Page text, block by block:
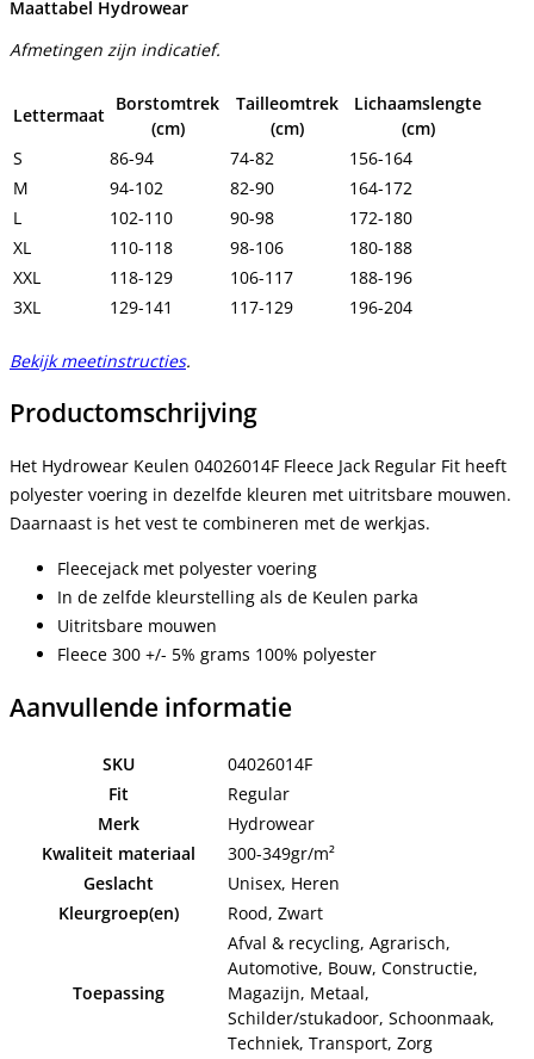
Maattabel Hydrowear
Afmetingen zijn indicatief.
Lettermaat
Borstomtrek
(cm)
Tailleomtrek
(cm)
Lichaamslengte
(cm)
S
86-94 74-82
156-164
M
94-102 82-90
164-172
L
102-110 90-98
172-180
XL
110-118 98-106
180-188
XXL
118-129 106-117
188-196
3XL
129-141 117-129 196-204
Bekijk meetinstructies.
Productomschrijving
Het Hydrowear Keulen 04026014F Fleece Jack Regular Fit heeft
polyester voering in dezelfde kleuren met uitritsbare mouwen.
Daarnaast is het vest te combineren met de werkjas.
Fleecejack met polyester voering
In de zelfde kleurstelling als de Keulen parka
Uitritsbare mouwen
Fleece 300 +/- 5% grams 100% polyester
Aanvullende informatie
SKU
04026014F
Fit
Regular
Merk
Hydrowear
Kwaliteit materiaal
300-349gr/m²
Geslacht
Unisex, Heren
Kleurgroep(en)
Rood, Zwart
Toepassing
Afval & recycling, Agrarisch,
Automotive, Bouw, Constructie,
Magazijn, Metaal,
Schilder/stukadoor, Schoonmaak,
Techniek, Transport, Zorg